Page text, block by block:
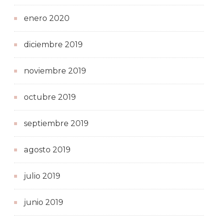
enero 2020
diciembre 2019
noviembre 2019
octubre 2019
septiembre 2019
agosto 2019
julio 2019
junio 2019